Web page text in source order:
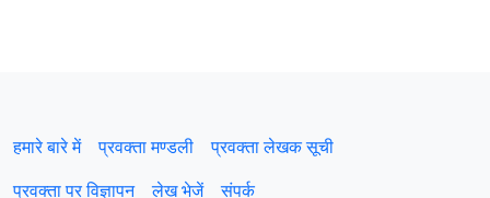
हमारे बारे में प्रवक्‍ता मण्डली
प्रवक्ता लेखक सूची
प्रवक्ता पर विज्ञापन
लेख भेजें संपर्क